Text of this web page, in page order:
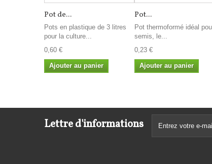
Pot de...
Pots en plastique de 3 litres
pour la culture...
0,60 €
Ajouter au panier
Pot...
Pot thermoformé idéal
semis, le...
0,23 €
Ajouter au panier
Lettre d'informations